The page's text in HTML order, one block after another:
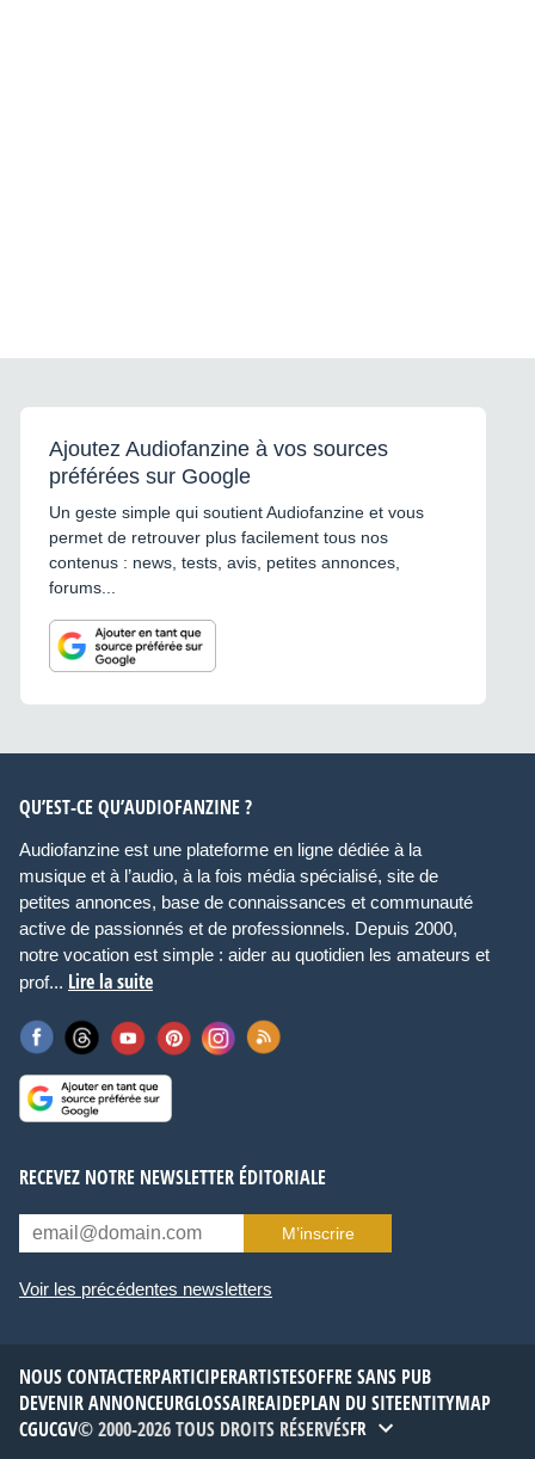
Ajoutez Audiofanzine à vos sources
préférées sur Google
Un geste simple qui soutient Audiofanzine et vous
permet de retrouver plus facilement tous nos
contenus : news, tests, avis, petites annonces,
forums...
QU’EST-CE QU’AUDIOFANZINE ?
Audiofanzine est une plateforme en ligne dédiée à la
musique et à l’audio, à la fois média spécialisé, site de
petites annonces, base de connaissances et communauté
active de passionnés et de professionnels. Depuis 2000,
notre vocation est simple : aider au quotidien les amateurs et
prof... Lire la suite
RECEVEZ NOTRE NEWSLETTER ÉDITORIALE
M’inscrire
Voir les précédentes newsletters
NOUS CONTACTERPARTICIPERARTISTESOFFRE SANS PUB
DEVENIR ANNONCEURGLOSSAIREAIDEPLAN DU SITEENTITYMAP
CGUCGV© 2000-2026 TOUS DROITS RÉSERVÉSFR